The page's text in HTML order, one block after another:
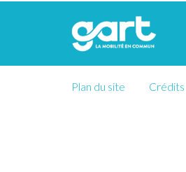
Plan du site Crédits